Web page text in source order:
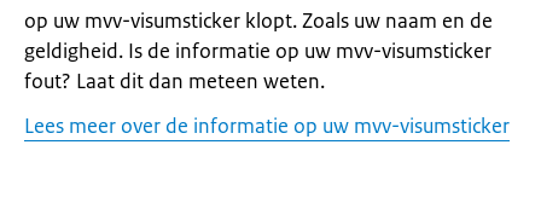
op uw mvv-visumsticker klopt. Zoals uw naam en de
geldigheid. Is de informatie op uw mvv-visumsticker
fout? Laat dit dan meteen weten.
Lees meer over de informatie op uw mvv-visumsticker